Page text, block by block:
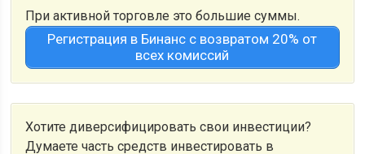
При активной торговле это большие суммы.
Регистрация в Бинанс с возвратом 20% от
всех комиссий
Хотите диверсифицировать свои инвестиции?
Думаете часть средств инвестировать в